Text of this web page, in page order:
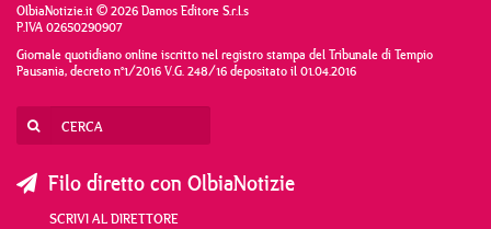
OlbiaNotizie.it © 2026 Damos Editore S.r.l.s
P.IVA 02650290907
Giornale quotidiano online iscritto nel registro stampa del Tribunale di Tempio
Pausania, decreto n°1/2016 V.G. 248/16 depositato il 01.04.2016
Filo diretto con OlbiaNotizie
SCRIVI AL DIRETTORE